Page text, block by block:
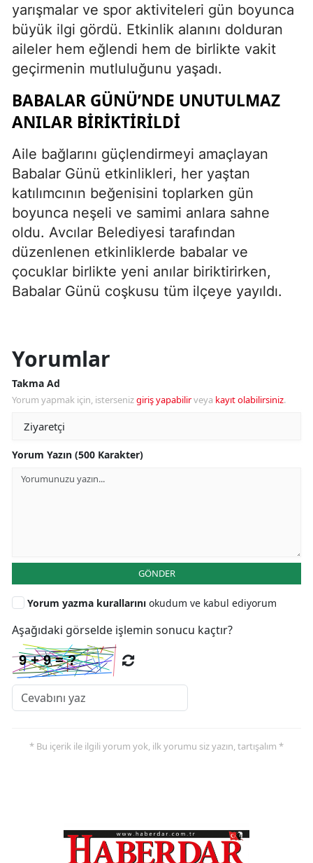
yarışmalar ve spor aktiviteleri gün boyunca
büyük ilgi gördü. Etkinlik alanını dolduran
aileler hem eğlendi hem de birlikte vakit
geçirmenin mutluluğunu yaşadı.
BABALAR GÜNÜ’NDE UNUTULMAZ
ANILAR BIRIKTIRILDI
Aile bağlarını güçlendirmeyi amaçlayan
Babalar Günü etkinlikleri, her yaştan
katılımcının beğenisini toplarken gün
boyunca neşeli ve samimi anlara sahne
oldu. Avcılar Belediyesi tarafından
düzenlenen etkinliklerde babalar ve
çocuklar birlikte yeni anılar biriktirirken,
Babalar Günü coşkusu tüm ilçeye yayıldı.
Yorumlar
Takma Ad
Yorum yapmak için, istersenizgiriş yapabilirveya kayıt olabilirsiniz.
Yorum Yazın (500 Karakter)
GÖNDER
Yorum yazma kurallarını okudum ve kabul ediyorum
Aşağıdaki görselde işlemin sonucu kaçtır?
* Bu içerik ile ilgili yorum yok, ilk yorumu siz yazın, tartışalım *